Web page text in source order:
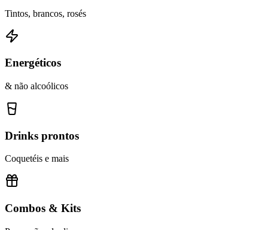
Tintos, brancos, rosés
Energéticos
& não alcoólicos
Drinks prontos
Coquetéis e mais
Combos & Kits